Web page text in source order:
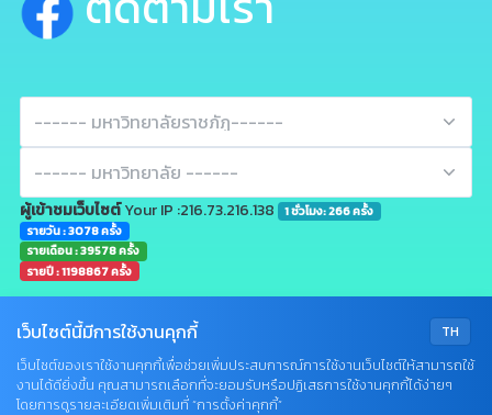
ผู้เข้าชมเว็บไซต์Your IP :216.73.216.138
1 ชั่วโมง: 266 ครั้ง
รายวัน : 3078 ครั้ง
รายเดือน : 39578 ครั้ง
รายปี : 1198867 ครั้ง
• Sitemap • Terms & Conditions
TH
เว็บไซต์นี้มีการใช้งานคุกกี้
เว็บไซต์ของเราใช้งานคุกกี้เพื่อช่วยเพิ่มประสบการณ์การใช้งานเว็บไซต์ให้สามารถใช้
งานได้ดียิ่งขึ้น คุณสามารถเลือกที่จะยอมรับหรือปฏิเสธการใช้งานคุกกี้ได้ง่ายๆ
โดยการดูรายละเอียดเพิ่มเติมที่ “การตั้งค่าคุกกี้”